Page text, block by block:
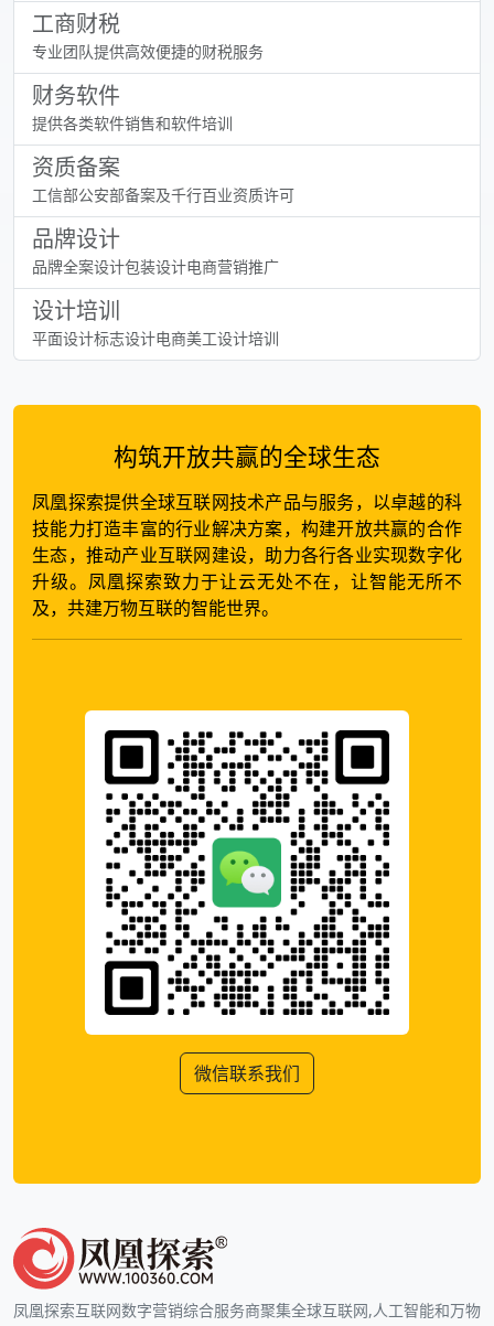
工商财税
专业团队提供高效便捷的财税服务
财务软件
提供各类软件销售和软件培训
资质备案
工信部公安部备案及千行百业资质许可
品牌设计
品牌全案设计包装设计电商营销推广
设计培训
平面设计标志设计电商美工设计培训
构筑开放共赢的全球生态
凤凰探索提供全球互联网技术产品与服务，以卓越的科
技能力打造丰富的行业解决方案，构建开放共赢的合作
生态，推动产业互联网建设，助力各行各业实现数字化
升级。凤凰探索致力于让云无处不在，让智能无所不
及，共建万物互联的智能世界。
微信联系我们
凤凰探索互联网数字营销综合服务商聚集全球互联网,人工智能和万物